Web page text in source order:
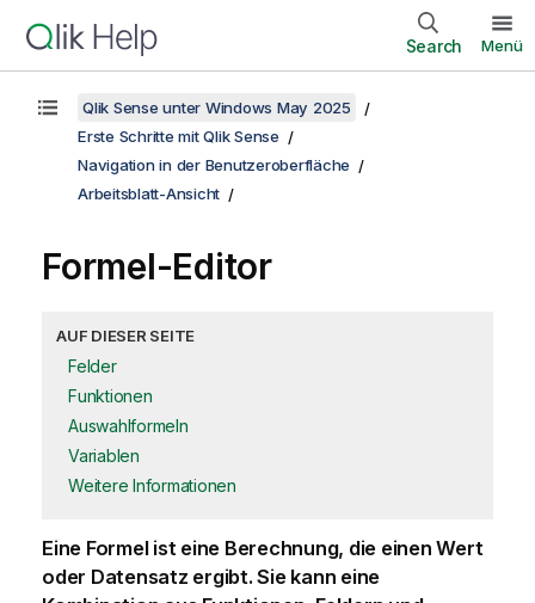
Search Menü
Qlik Sense unter Windows May 2025
Erste Schritte mit Qlik Sense
Navigation in der Benutzeroberfläche
Arbeitsblatt-Ansicht
Formel-Editor
AUF DIESER SEITE
Felder
Funktionen
Auswahlformeln
Variablen
Weitere Informationen
Eine Formel ist eine Berechnung, die einen Wert
oder Datensatz ergibt. Sie kann eine